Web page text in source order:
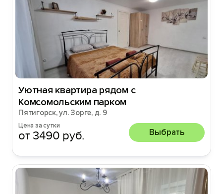
Уютная квартира рядом с
Комсомольским парком
Пятигорск, ул. Зорге, д. 9
Цена за сутки
от 3490 руб. Выбрать